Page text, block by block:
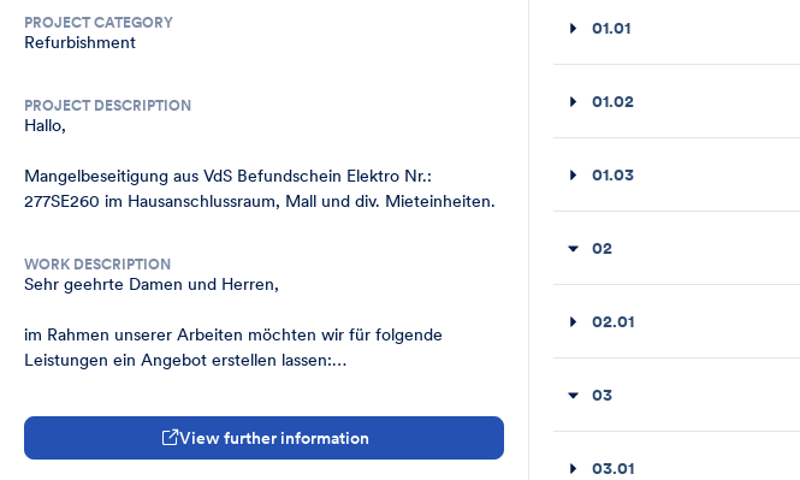
PROJECT CATEGORY
Refurbishment
PROJECT DESCRIPTION
Hallo,
Mangelbeseitigung aus VdS Befundschein Elektro Nr.:
277SE260 im Hausanschlussraum, Mall und div. Mieteinheiten.
WORK DESCRIPTION
Sehr geehrte Damen und Herren,
im Rahmen unserer Arbeiten möchten wir für folgende
Leistungen ein Angebot erstellen lassen:
View further information
01.01
01.02
01.03
02
02.01
03
03.01